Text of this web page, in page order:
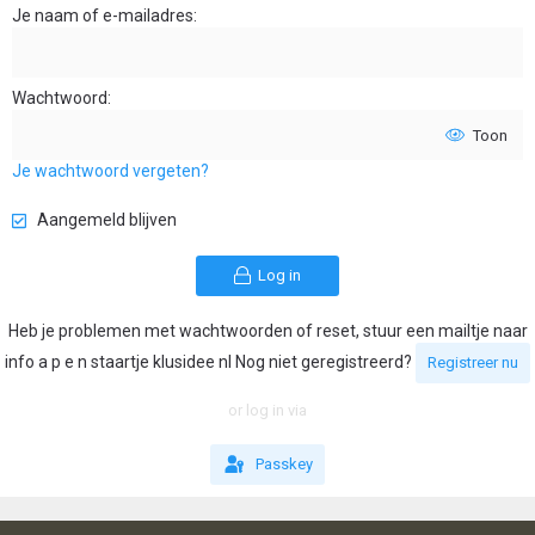
Je naam of e-mailadres
Wachtwoord
Toon
Je wachtwoord vergeten?
Aangemeld blijven
Log in
Heb je problemen met wachtwoorden of reset, stuur een mailtje naar
info a p e n staartje klusidee nl Nog niet geregistreerd?
Registreer nu
or log in via
Passkey